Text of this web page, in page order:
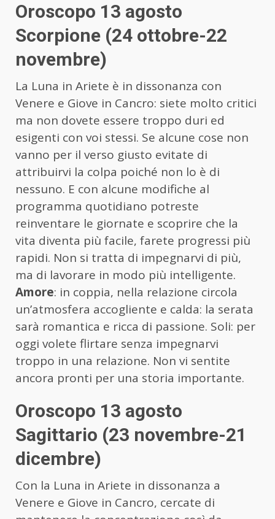
Oroscopo 13 agosto
Scorpione (24 ottobre-22
novembre)
La Luna in Ariete è in dissonanza con
Venere e Giove in Cancro: siete molto critici
ma non dovete essere troppo duri ed
esigenti con voi stessi. Se alcune cose non
vanno per il verso giusto evitate di
attribuirvi la colpa poiché non lo è di
nessuno. E con alcune modifiche al
programma quotidiano potreste
reinventare le giornate e scoprire che la
vita diventa più facile, farete progressi più
rapidi. Non si tratta di impegnarvi di più,
ma di lavorare in modo più intelligente.
Amore: in coppia, nella relazione circola
un’atmosfera accogliente e calda: la serata
sarà romantica e ricca di passione. Soli: per
oggi volete flirtare senza impegnarvi
troppo in una relazione. Non vi sentite
ancora pronti per una storia importante.
Oroscopo 13 agosto
Sagittario (23 novembre-21
dicembre)
Con la Luna in Ariete in dissonanza a
Venere e Giove in Cancro, cercate di